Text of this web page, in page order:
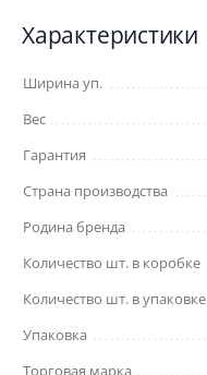
Характеристики
Ширина уп.
Вес
Гарантия
Страна производства
Родина бренда
Количество шт. в коробке
Количество шт. в упаковке
Упаковка
Торговая марка